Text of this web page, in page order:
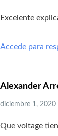
Excelente
Accede para
Alexander
diciembre 1, 2020
Que voltage